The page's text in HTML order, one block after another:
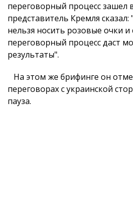
переговорный процесс зашел
представитель Кремля сказал:
нельзя носить розовые очки
переговорный процесс даст
результаты".
На этом же брифинге он
переговорах с украинской
пауза.